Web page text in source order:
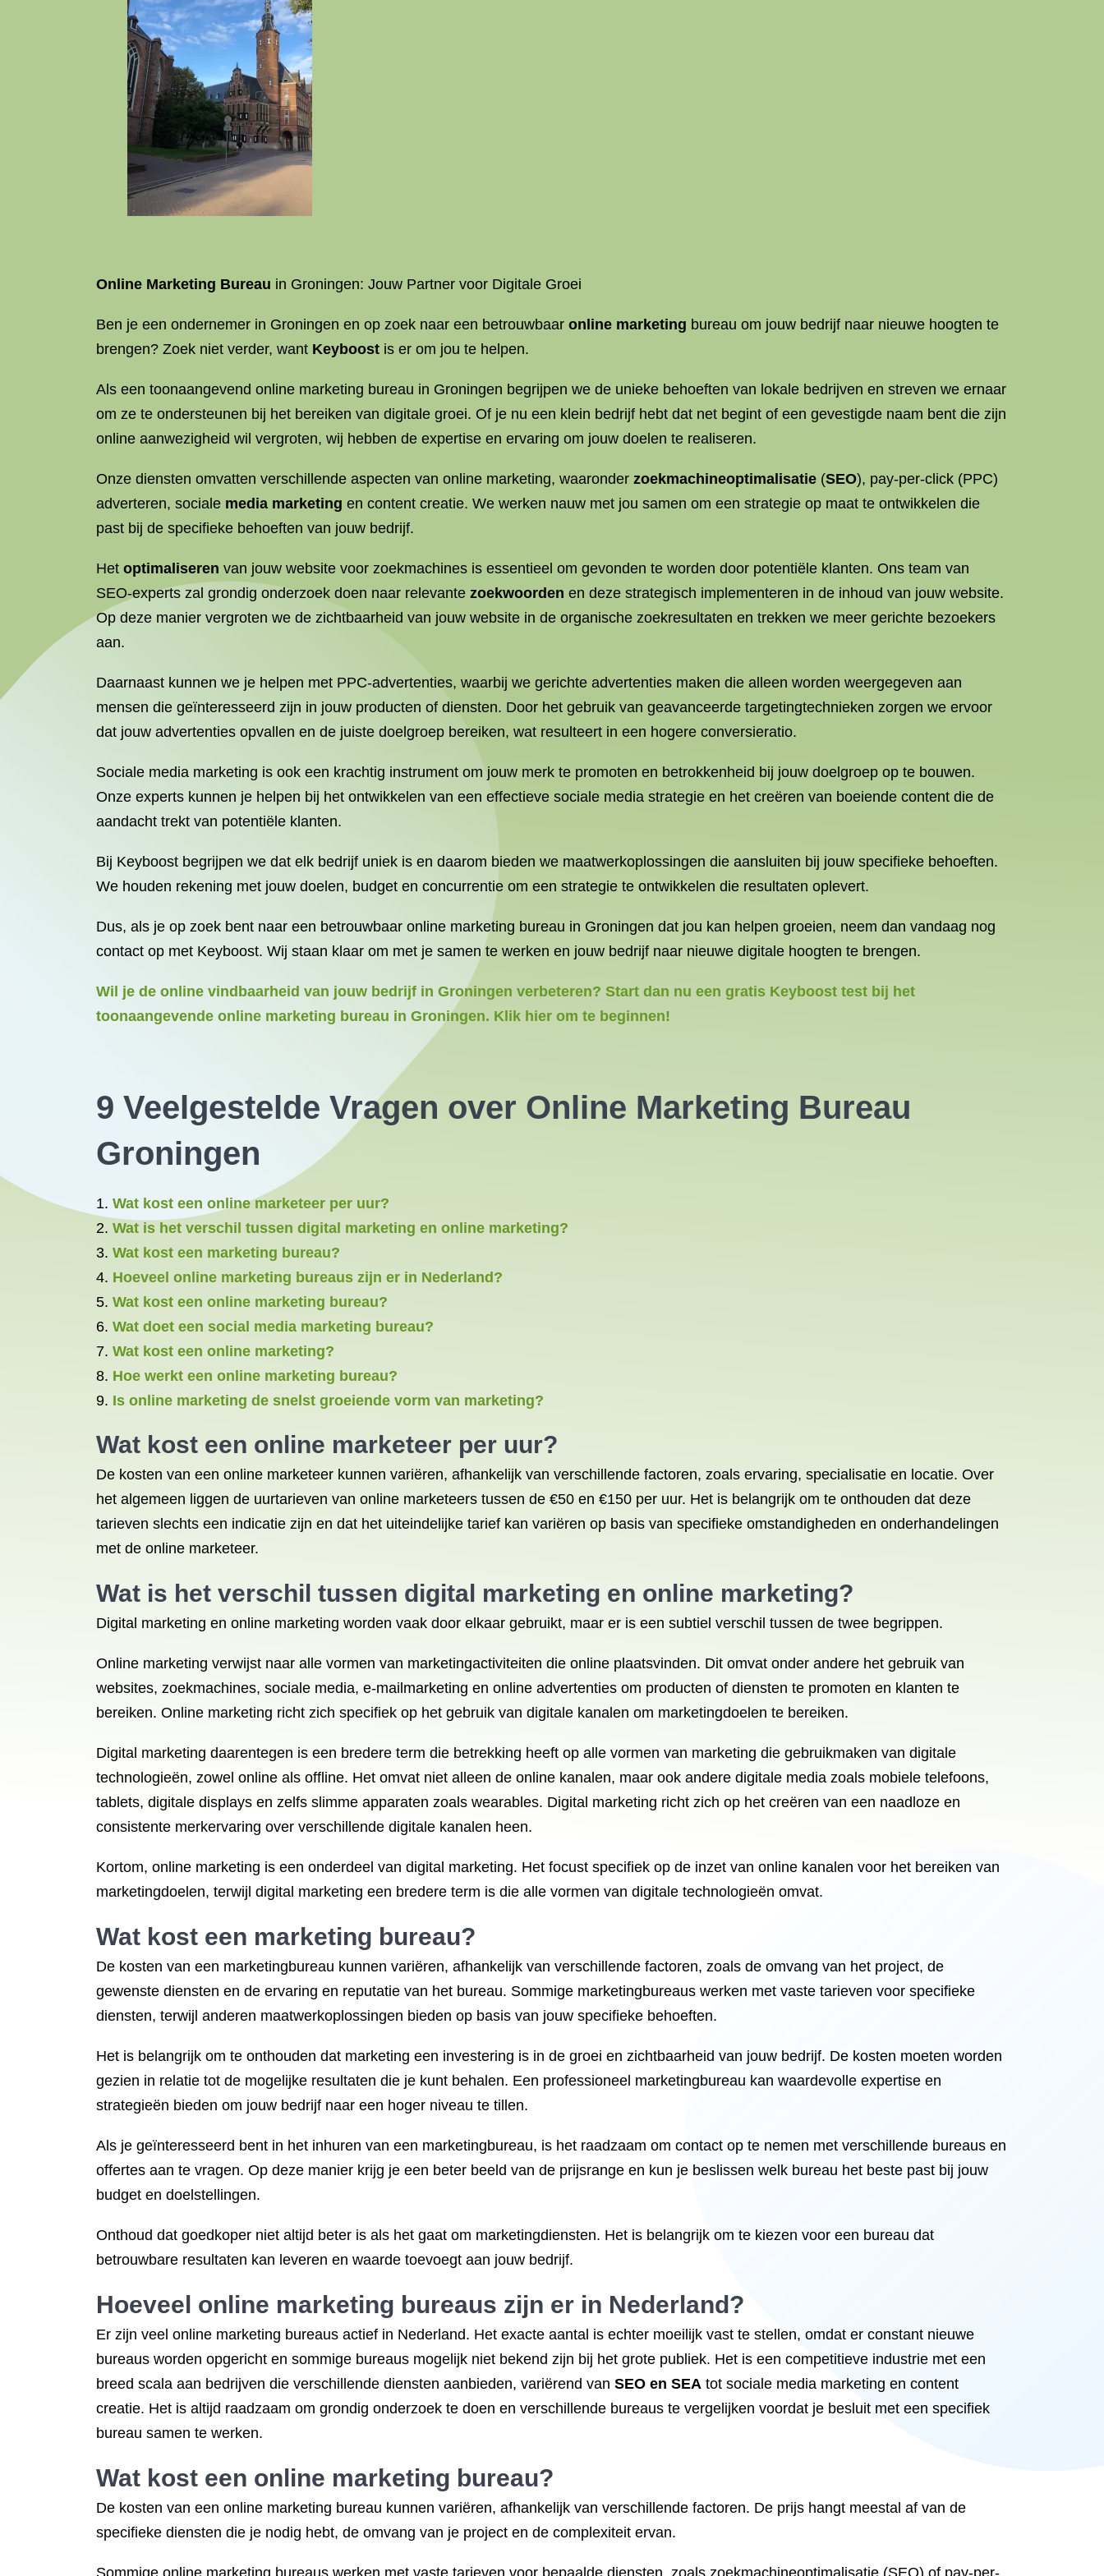
Online Marketing Bureau in Groningen: Jouw Partner voor Digitale Groei
Ben je een ondernemer in Groningen en op zoek naar een betrouwbaar online marketing bureau om jouw bedrijf naar nieuwe hoogten te
brengen? Zoek niet verder, want Keyboost is er om jou te helpen.
Als een toonaangevend online marketing bureau in Groningen begrijpen we de unieke behoeften van lokale bedrijven en streven we ernaar
om ze te ondersteunen bij het bereiken van digitale groei. Of je nu een klein bedrijf hebt dat net begint of een gevestigde naam bent die zijn
online aanwezigheid wil vergroten, wij hebben de expertise en ervaring om jouw doelen te realiseren.
Onze diensten omvatten verschillende aspecten van online marketing, waaronder zoekmachineoptimalisatie (SEO), pay-per-click (PPC)
adverteren, sociale media marketing en content creatie. We werken nauw met jou samen om een strategie op maat te ontwikkelen die
past bij de specifieke behoeften van jouw bedrijf.
Het optimaliseren van jouw website voor zoekmachines is essentieel om gevonden te worden door potentiële klanten. Ons team van
SEO-experts zal grondig onderzoek doen naar relevante zoekwoorden en deze strategisch implementeren in de inhoud van jouw website.
Op deze manier vergroten we de zichtbaarheid van jouw website in de organische zoekresultaten en trekken we meer gerichte bezoekers
aan.
Daarnaast kunnen we je helpen met PPC-advertenties, waarbij we gerichte advertenties maken die alleen worden weergegeven aan
mensen die geïnteresseerd zijn in jouw producten of diensten. Door het gebruik van geavanceerde targetingtechnieken zorgen we ervoor
dat jouw advertenties opvallen en de juiste doelgroep bereiken, wat resulteert in een hogere conversieratio.
Sociale media marketing is ook een krachtig instrument om jouw merk te promoten en betrokkenheid bij jouw doelgroep op te bouwen.
Onze experts kunnen je helpen bij het ontwikkelen van een effectieve sociale media strategie en het creëren van boeiende content die de
aandacht trekt van potentiële klanten.
Bij Keyboost begrijpen we dat elk bedrijf uniek is en daarom bieden we maatwerkoplossingen die aansluiten bij jouw specifieke behoeften.
We houden rekening met jouw doelen, budget en concurrentie om een strategie te ontwikkelen die resultaten oplevert.
Dus, als je op zoek bent naar een betrouwbaar online marketing bureau in Groningen dat jou kan helpen groeien, neem dan vandaag nog
contact op met Keyboost. Wij staan klaar om met je samen te werken en jouw bedrijf naar nieuwe digitale hoogten te brengen.
Wil je de online vindbaarheid van jouw bedrijf in Groningen verbeteren? Start dan nu een gratis Keyboost test bij het
toonaangevende online marketing bureau in Groningen. Klik hier om te beginnen!
9 Veelgestelde Vragen over Online Marketing Bureau
Groningen
Wat kost een online marketeer per uur?
Wat is het verschil tussen digital marketing en online marketing?
Wat kost een marketing bureau?
Hoeveel online marketing bureaus zijn er in Nederland?
Wat kost een online marketing bureau?
Wat doet een social media marketing bureau?
Wat kost een online marketing?
Hoe werkt een online marketing bureau?
Is online marketing de snelst groeiende vorm van marketing?
Wat kost een online marketeer per uur?
De kosten van een online marketeer kunnen variëren, afhankelijk van verschillende factoren, zoals ervaring, specialisatie en locatie. Over
het algemeen liggen de uurtarieven van online marketeers tussen de €50 en €150 per uur. Het is belangrijk om te onthouden dat deze
tarieven slechts een indicatie zijn en dat het uiteindelijke tarief kan variëren op basis van specifieke omstandigheden en onderhandelingen
met de online marketeer.
Wat is het verschil tussen digital marketing en online marketing?
Digital marketing en online marketing worden vaak door elkaar gebruikt, maar er is een subtiel verschil tussen de twee begrippen.
Online marketing verwijst naar alle vormen van marketingactiviteiten die online plaatsvinden. Dit omvat onder andere het gebruik van
websites, zoekmachines, sociale media, e-mailmarketing en online advertenties om producten of diensten te promoten en klanten te
bereiken. Online marketing richt zich specifiek op het gebruik van digitale kanalen om marketingdoelen te bereiken.
Digital marketing daarentegen is een bredere term die betrekking heeft op alle vormen van marketing die gebruikmaken van digitale
technologieën, zowel online als offline. Het omvat niet alleen de online kanalen, maar ook andere digitale media zoals mobiele telefoons,
tablets, digitale displays en zelfs slimme apparaten zoals wearables. Digital marketing richt zich op het creëren van een naadloze en
consistente merkervaring over verschillende digitale kanalen heen.
Kortom, online marketing is een onderdeel van digital marketing. Het focust specifiek op de inzet van online kanalen voor het bereiken van
marketingdoelen, terwijl digital marketing een bredere term is die alle vormen van digitale technologieën omvat.
Wat kost een marketing bureau?
De kosten van een marketingbureau kunnen variëren, afhankelijk van verschillende factoren, zoals de omvang van het project, de
gewenste diensten en de ervaring en reputatie van het bureau. Sommige marketingbureaus werken met vaste tarieven voor specifieke
diensten, terwijl anderen maatwerkoplossingen bieden op basis van jouw specifieke behoeften.
Het is belangrijk om te onthouden dat marketing een investering is in de groei en zichtbaarheid van jouw bedrijf. De kosten moeten worden
gezien in relatie tot de mogelijke resultaten die je kunt behalen. Een professioneel marketingbureau kan waardevolle expertise en
strategieën bieden om jouw bedrijf naar een hoger niveau te tillen.
Als je geïnteresseerd bent in het inhuren van een marketingbureau, is het raadzaam om contact op te nemen met verschillende bureaus en
offertes aan te vragen. Op deze manier krijg je een beter beeld van de prijsrange en kun je beslissen welk bureau het beste past bij jouw
budget en doelstellingen.
Onthoud dat goedkoper niet altijd beter is als het gaat om marketingdiensten. Het is belangrijk om te kiezen voor een bureau dat
betrouwbare resultaten kan leveren en waarde toevoegt aan jouw bedrijf.
Hoeveel online marketing bureaus zijn er in Nederland?
Er zijn veel online marketing bureaus actief in Nederland. Het exacte aantal is echter moeilijk vast te stellen, omdat er constant nieuwe
bureaus worden opgericht en sommige bureaus mogelijk niet bekend zijn bij het grote publiek. Het is een competitieve industrie met een
breed scala aan bedrijven die verschillende diensten aanbieden, variërend van SEO en SEA tot sociale media marketing en content
creatie. Het is altijd raadzaam om grondig onderzoek te doen en verschillende bureaus te vergelijken voordat je besluit met een specifiek
bureau samen te werken.
Wat kost een online marketing bureau?
De kosten van een online marketing bureau kunnen variëren, afhankelijk van verschillende factoren. De prijs hangt meestal af van de
specifieke diensten die je nodig hebt, de omvang van je project en de complexiteit ervan.
Sommige online marketing bureaus werken met vaste tarieven voor bepaalde diensten, zoals zoekmachineoptimalisatie (SEO) of pay-per-